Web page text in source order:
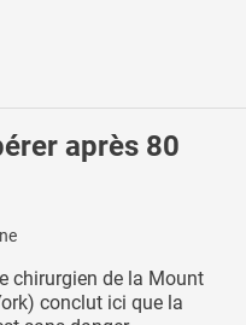
après 80
chirurgien de la Mount
conclut ici que la